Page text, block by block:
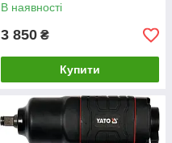
В наявності
3 850 ₴
Купити